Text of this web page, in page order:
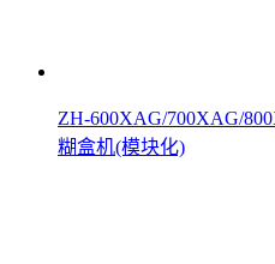
ZH-600XAG/700XAG/
糊盒机(模块化)